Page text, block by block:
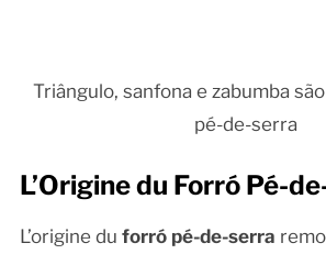
Triângulo, sanfona e zabumba
pé-de-serra
L’Origine du Forró Pé-
L’origine du forró pé-de-serra